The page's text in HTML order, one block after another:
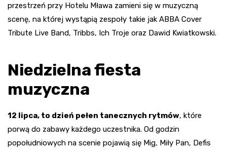
przestrzeń przy Hotelu Mława zamieni się w muzyczną
scenę, na której wystąpią zespoły takie jak ABBA Cover
Tribute Live Band, Tribbs, Ich Troje oraz Dawid Kwiatkowski.
Niedzielna fiesta
muzyczna
12 lipca, to dzień pełen tanecznych rytmów, które
porwą do zabawy każdego uczestnika. Od godzin
popołudniowych na scenie pojawią się Mig, Miły Pan, Defis